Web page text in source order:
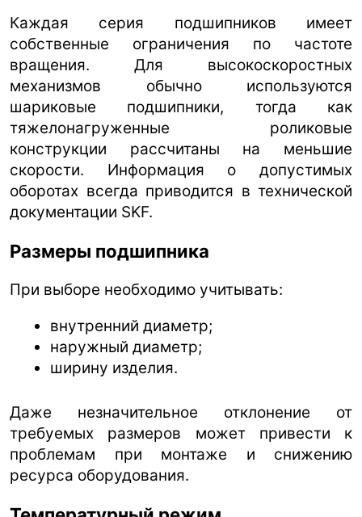
Каждая серия подшипников имеет
собственные ограничения по частоте
вращения. Для высокоскоростных
механизмов обычно используются
шариковые подшипники, тогда как
тяжелонагруженные роликовые
конструкции рассчитаны на меньшие
скорости. Информация о допустимых
оборотах всегда приводится в технической
документации SKF.
Размеры подшипника
При выборе необходимо учитывать:
внутренний диаметр;
наружный диаметр;
ширину изделия.
Даже незначительное отклонение от
требуемых размеров может привести к
проблемам при монтаже и снижению
ресурса оборудования.